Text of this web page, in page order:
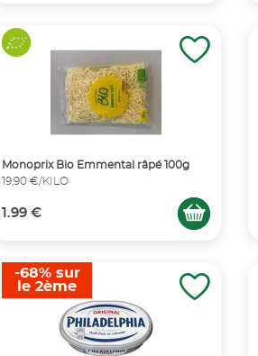
Monoprix Bio Emmental râpé 100g
19,90 €/KILO
1.99 €
-68% sur
le 2ème